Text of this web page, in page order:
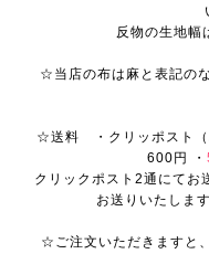
反物の生地幅
☆当店の布は麻と表記の
☆送料 ・クリッポスト（
600円 ・
クリックポスト2通にてお
お送りいたしま
☆ご注文いただきますと